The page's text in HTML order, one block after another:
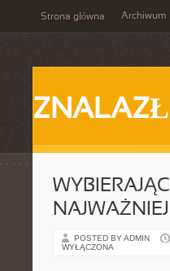
Strona główna Archiwum
POSTED BY ADMIN
WYŁĄCZONA